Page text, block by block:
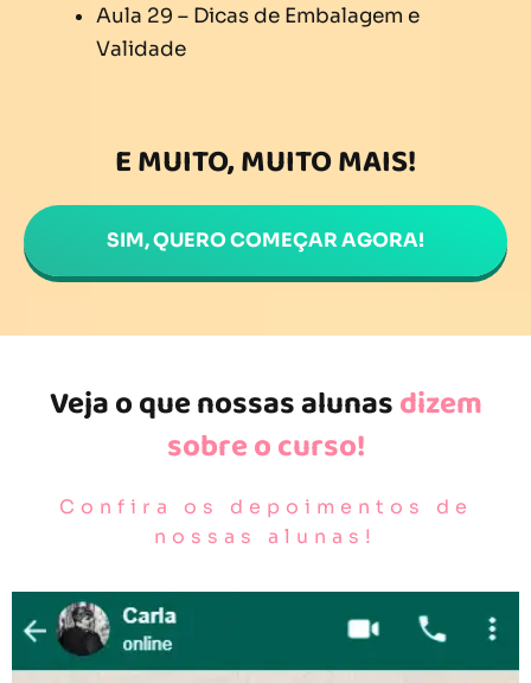
Aula 29 – Dicas de Embalagem e
Validade
E MUITO, MUITO MAIS!
SIM, QUERO COMEÇAR AGORA!
Veja o que nossas alunasdizem
sobre o curso!
Confira os depoimentos de
nossas alunas!